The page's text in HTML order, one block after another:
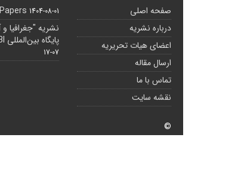
صفحه اصلی
درباره نشریه
اعضای هیات تحریریه
ارسال مقاله
تماس با ما
نقشه سایت
1404-08-01
نشریه "جغرافیا
پایگاه بین‌المللی CABI نمایه شده است.
07-17
©